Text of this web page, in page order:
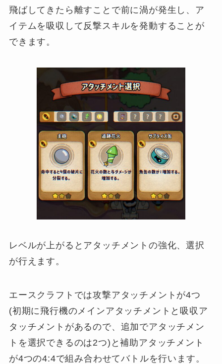
飛ばしてきたら離すことで前に渦が発生し、ア
イテムを吸収して反撃スキルを発動することが
できます。
レベルが上がるとアタッチメントの強化、選択
が行えます。
エースクラフトでは攻撃アタッチメントが4つ
(初期に飛行機のメインアタッチメントと吸収ア
タッチメントがあるので、追加でアタッチメン
トを選択できるのは2つ)と補助アタッチメント
が4つの4:4で組み合わせてバトルを行います。